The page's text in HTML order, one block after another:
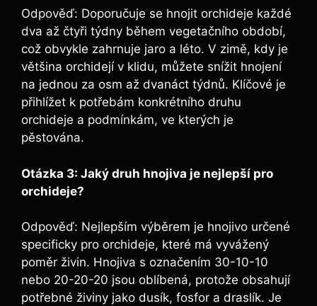
Odpověď: Doporučuje se hnojit orchideje každé
dva až čtyři ⁢týdny během vegetačního​ období,
což obvykle zahrnuje ‍jaro a léto. V ⁢zimě, kdy je​
většina orchidejí v klidu, můžete snížit hnojení‌
na jednou ⁤za osm až dvanáct⁣ týdnů. Klíčové je
přihlížet k potřebám konkrétního druhu​
orchideje a podmínkám, ve kterých ‍je
pěstována.
Otázka 3: Jaký ⁤druh hnojiva je nejlepší pro
orchideje?
Odpověď: Nejlepším výběrem ⁣je⁣ hnojivo určené
specificky pro orchideje, které má vyvážený‍
poměr živin. Hnojiva s označením 30-10-10
nebo 20-20-20 jsou oblíbená, protože⁤ obsahují
potřebné živiny jako dusík, fosfor⁤ a draslík. Je